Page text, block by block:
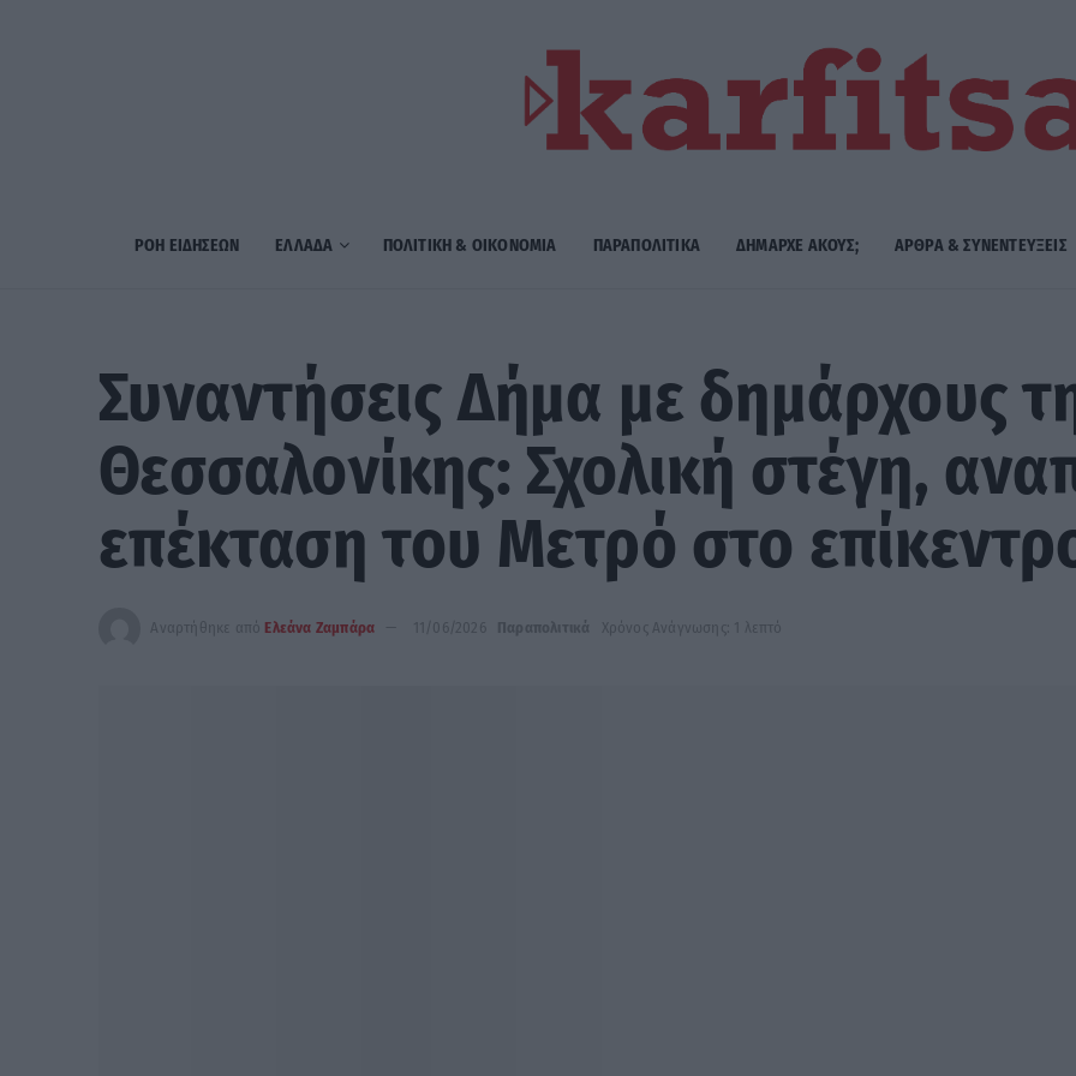
ΡΟΗ ΕΙΔΗΣΕΩΝ ΕΛΛΑΔΑ ΠΟΛΙΤΙΚΗ & ΟΙΚΟΝΟΜΙΑ ΠΑΡΑΠΟΛΙΤΙΚΑ ΔΗΜΑΡΧE ΑΚΟΥΣ; ΑΡΘΡΑ & ΣΥΝΕΝΤΕΥΞΕΙΣ
Συναντήσεις Δήμα με δημάρχους
Θεσσαλονίκης: Σχολική στέγη,
επέκταση του Μετρό στο
Αναρτήθηκε από Ελεάνα Ζαμπάρα 11/06/2026 Παραπολιτικά Χρόνος Ανάγνωσης: 1 λεπτό